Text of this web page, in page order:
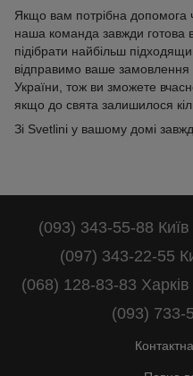
Якщо вам потрібна допомога
наша команда завжди готова
підібрати найбільш
відправимо ваше
України, тож ви зможете
якщо до свята залишилося
Зі Svetlini у вашому домі
(093) 343-55-88 Київ
(097) 343-22-55
(068) 128-83-83 Харків
(093) 733-